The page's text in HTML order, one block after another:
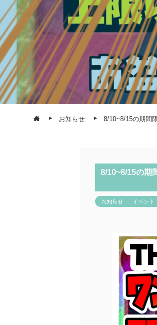
お知らせ 8/10~8/15の期間
8/10~8/15の期
お知らせ イベント